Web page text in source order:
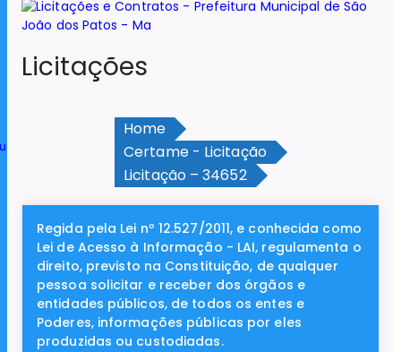
Licitações
Home
Certame - Licitação
Licitação – 34652
Regida pela Lei nº 12.527/2011, e conhecida como
Lei de Acesso à Informação - LAI, regulamenta o
direito, previsto na Constituição, de qualquer
pessoa solicitar e receber dos órgãos e
entidades públicos, de todos os entes e
Poderes, informações públicas por eles
produzidas ou custodiadas.